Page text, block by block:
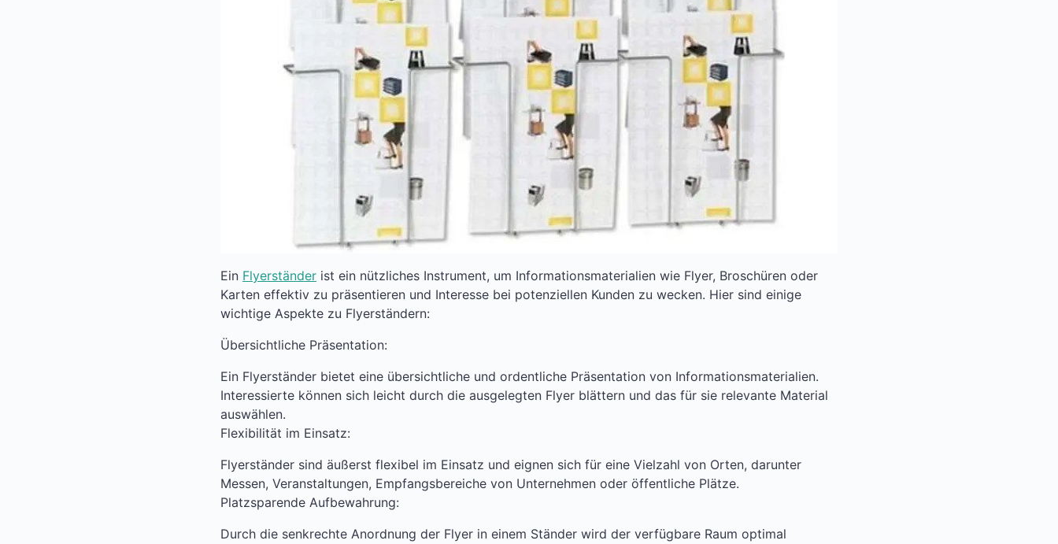
Ein Flyerständer ist ein nützliches Instrument, um Informationsmaterialien wie Flyer, Broschüren oder
Karten effektiv zu präsentieren und Interesse bei potenziellen Kunden zu wecken. Hier sind einige
wichtige Aspekte zu Flyerständern:
Übersichtliche Präsentation:
Ein Flyerständer bietet eine übersichtliche und ordentliche Präsentation von Informationsmaterialien.
Interessierte können sich leicht durch die ausgelegten Flyer blättern und das für sie relevante Material
auswählen.
Flexibilität im Einsatz:
Flyerständer sind äußerst flexibel im Einsatz und eignen sich für eine Vielzahl von Orten, darunter
Messen, Veranstaltungen, Empfangsbereiche von Unternehmen oder öffentliche Plätze.
Platzsparende Aufbewahrung:
Durch die senkrechte Anordnung der Flyer in einem Ständer wird der verfügbare Raum optimal